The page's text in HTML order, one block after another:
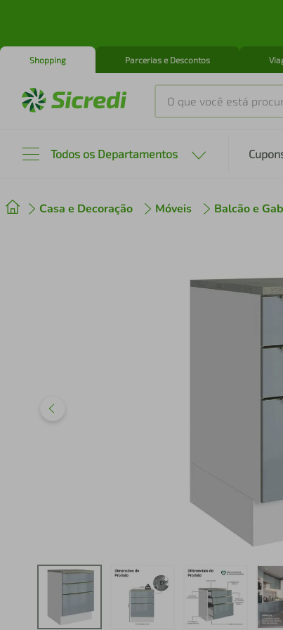
Shopping Parcerias e Descontos
O que você está
Todos os Departamentos
Casa e Decoração Móveis Balcão e
º cafeteira
air fryer